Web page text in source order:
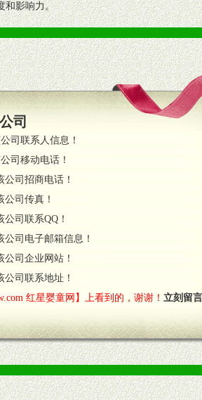
和影响力。
利销售。
。
时回复您的疑问。
理记录并合理妥善解决。
售效果显着的案例，与您共商启动市场。
药渠道并为之提供配送服务。
司
司联系人信息！
司移动电话！
司招商电话！
司传真！
司联系QQ！
司电子邮箱信息！
司企业网站！
司联系地址！
红星婴童网】上看到的，谢谢！ 立刻留言